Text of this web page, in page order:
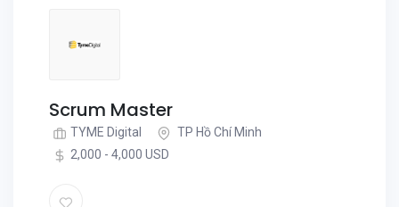
Scrum Master
TYME Digital
TP Hồ Chí Minh
2,000 - 4,000 USD